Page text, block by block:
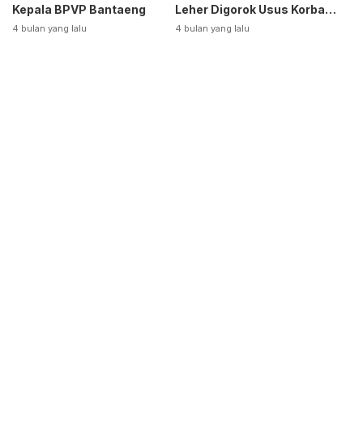
Kepala BPVP Bantaeng
4 bulan yang lalu
Leher Digorok Usus Korban
Dikeluarkan
4 bulan yang lalu